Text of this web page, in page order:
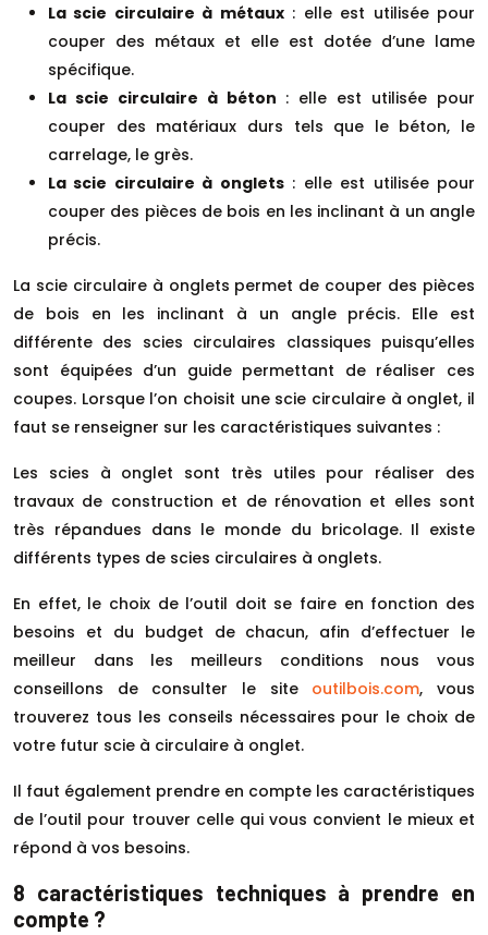
La scie circulaire à métaux: elle est utilisée pour
couper des métaux et elle est dotée d’une lame
spécifique.
La scie circulaire à béton : elle est utilisée pour
couper des matériaux durs tels que le béton, le
carrelage, le grès.
La scie circulaire à onglets: elle est utilisée pour
couper des pièces de bois en les inclinant à un angle
précis.
La scie circulaire à onglets permet de couper des pièces
de bois en les inclinant à un angle précis. Elle est
différente des scies circulaires classiques puisqu’elles
sont équipées d’un guide permettant de réaliser ces
coupes. Lorsque l’on choisit une scie circulaire à onglet, il
faut se renseigner sur les caractéristiques suivantes :
Les scies à onglet sont très utiles pour réaliser des
travaux de construction et de rénovation et elles sont
très répandues dans le monde du bricolage. Il existe
différents types de scies circulaires à onglets.
En effet, le choix de l’outil doit se faire en fonction des
besoins et du budget de chacun, afin d’effectuer le
meilleur dans les meilleurs conditions nous vous
conseillons de consulter le site outilbois.com, vous
trouverez tous les conseils nécessaires pour le choix de
votre futur scie à circulaire à onglet.
Il faut également prendre en compte les caractéristiques
de l’outil pour trouver celle qui vous convient le mieux et
répond à vos besoins.
8 caractéristiques techniques à prendre en
compte ?